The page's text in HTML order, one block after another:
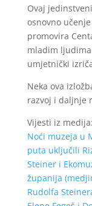
Ovaj
osnovno
promovira
mladim
umjetnički
Neka ova
razvoj i daljnje
Vijesti iz medija:
Noći muzeja u
puta uključili
Steiner i
županija
Rudolfa